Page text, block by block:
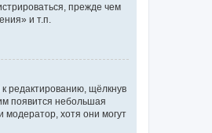
прежде чем
и т.п.
редактированию, щёлкнув
появится небольшая
модератор, хотя они могут